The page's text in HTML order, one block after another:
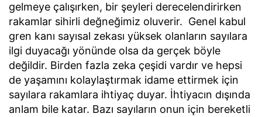
gelmeye çalışırken, bir şeyleri derecelendirirken
rakamlar sihirli değneğimiz oluverir. Genel kabul
gren kanı sayısal zekası yüksek olanların sayılara
ilgi duyacağı yönünde olsa da gerçek böyle
değildir. Birden fazla zeka çeşidi vardır ve hepsi
de yaşamını kolaylaştırmak idame ettirmek için
sayılara rakamlara ihtiyaç duyar. İhtiyacın dışında
anlam bile katar. Bazı sayıların onun için bereketli